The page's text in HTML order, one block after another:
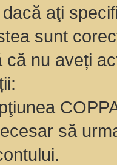
aţi
sunt
că nu aveți
să